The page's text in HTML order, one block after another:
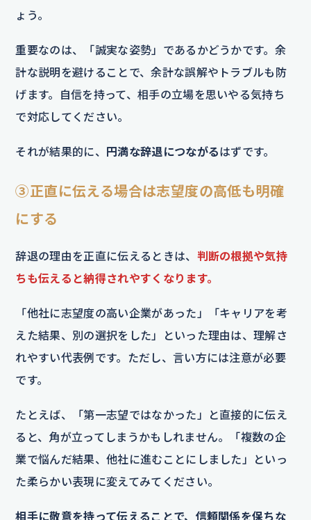
ょう。
重要なのは、「誠実な姿勢」であるかどうかです。余
計な説明を避けることで、余計な誤解やトラブルも防
げます。自信を持って、相手の立場を思いやる気持ち
で対応してください。
それが結果的に、 円満な辞退につながるはずです。
③正直に伝える場合は志望度の高低も明確
にする
辞退の理由を正直に伝えるときは、 判断の根拠や気持
ちも伝えると納得されやすくなります。
「他社に志望度の高い企業があった」「キャリアを考
えた結果、別の選択をした」といった理由は、理解さ
れやすい代表例です。ただし、言い方には注意が必要
です。
たとえば、「第一志望ではなかった」と直接的に伝え
ると、角が立ってしまうかもしれません。「複数の企
業で悩んだ結果、他社に進むことにしました」といっ
た柔らかい表現に変えてみてください。
相手に敬意を持って伝えることで、信頼関係を保ちな